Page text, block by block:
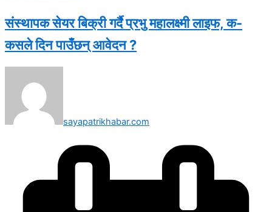
संस्थापक सेयर बिक्री गर्दै प्रभु महालक्ष्मी लाइफ, क-
कसले दिन पाउँछन् आवेदन ?
sayapatrikhabar.com